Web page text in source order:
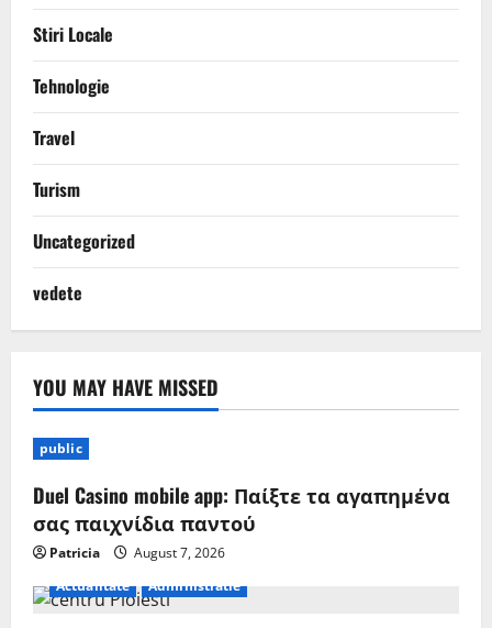
Stiri Locale
Tehnologie
Travel
Turism
Uncategorized
vedete
YOU MAY HAVE MISSED
public
Duel Casino mobile app: Παίξτε τα αγαπημένα
σας παιχνίδια παντού
Patricia
August 7, 2026
Actualitate
Administratie